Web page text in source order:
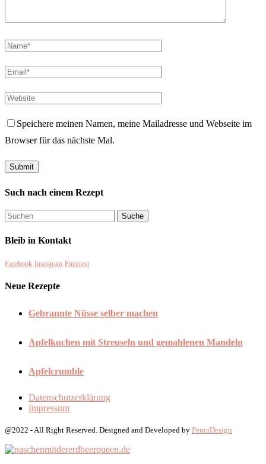
Speichere meinen Namen, meine Mailadresse und Webseite im
Browser für das nächste Mal.
Such nach einem Rezept
Bleib in Kontakt
Facebook Instagram Pinterest
Neue Rezepte
Gebrannte Nüsse selber machen
Apfelkuchen mit Streuseln und gemahlenen Mandeln
Apfelcrumble
Datenschutzerklärung
Impressum
@2022 - All Right Reserved. Designed and Developed by PenciDesign